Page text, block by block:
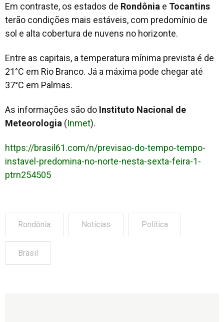
Em contraste, os estados de Rondônia e Tocantins
terão condições mais estáveis, com predomínio de
sol e alta cobertura de nuvens no horizonte.
Entre as capitais, a temperatura mínima prevista é de
21°C em Rio Branco. Já a máxima pode chegar até
37°C em Palmas.
As informações são do Instituto Nacional de
Meteorologia (Inmet).
https://brasil61.com/n/previsao-do-tempo-tempo-
instavel-predomina-no-norte-nesta-sexta-feira-1-
ptrn254505
Rondônia Notícias Política
Brasil